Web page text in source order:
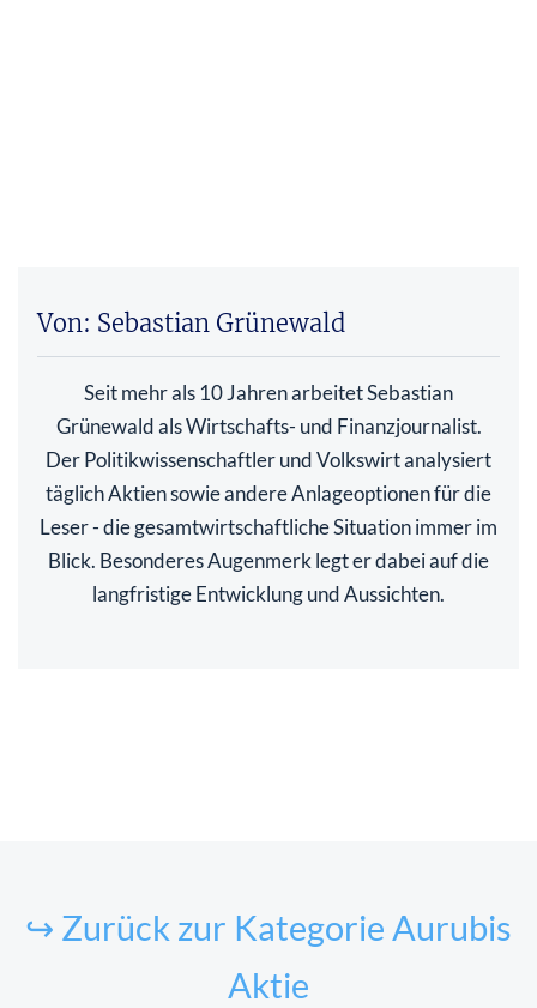
Von: Sebastian Grünewald
Seit mehr als 10 Jahren arbeitet Sebastian
Grünewald als Wirtschafts- und Finanzjournalist.
Der Politikwissenschaftler und Volkswirt analysiert
täglich Aktien sowie andere Anlageoptionen für die
Leser - die gesamtwirtschaftliche Situation immer im
Blick. Besonderes Augenmerk legt er dabei auf die
langfristige Entwicklung und Aussichten.
↪ Zurück zur Kategorie Aurubis
Aktie